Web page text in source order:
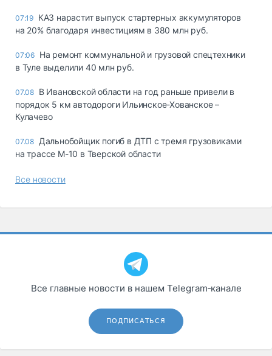
07:19 КАЗ нарастит выпуск стартерных аккумуляторов
на 20% благодаря инвестициям в 380 млн руб.
07:06 На ремонт коммунальной и грузовой спецтехники
в Туле выделили 40 млн руб.
07.08 В Ивановской области на год раньше привели в
порядок 5 км автодороги Ильинское-Хованское –
Кулачево
07.08 Дальнобойщик погиб в ДТП с тремя грузовиками
на трассе М-10 в Тверской области
Все новости
Все главные новости в нашем Telegram‑канале
ПОДПИСАТЬСЯ